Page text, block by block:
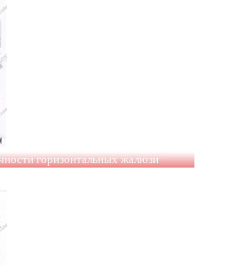
горизонтальных жалюзи